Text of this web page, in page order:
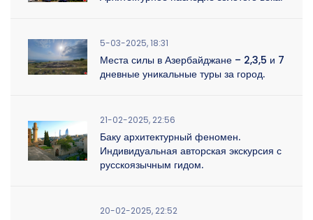
5-03-2025, 18:31
Места силы в Азербайджане – 2,3,5 и 7
дневные уникальные туры за город.
21-02-2025, 22:56
Баку архитектурный феномен.
Индивидуальная авторская экскурсия с
русскоязычным гидом.
20-02-2025, 22:52